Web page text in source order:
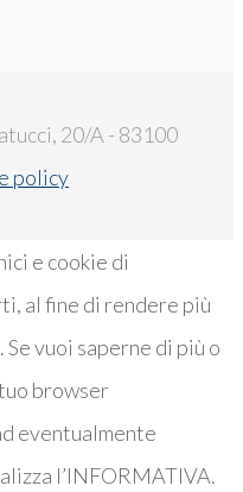
20/A - 83100
policy
e cookie di
al fine di rendere più
vuoi saperne di più o
browser
eventualmente
l’INFORMATIVA.